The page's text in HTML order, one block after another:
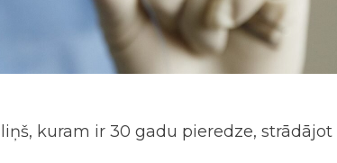
kuram ir 30 gadu pieredze, strādājot